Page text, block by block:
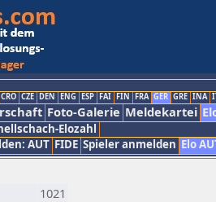
CRO CZE DEN ENG ESP FAI FIN FRA GER GRE INA
Foto-Galerie Meldekartei
Elozahl
AUT FIDE Spieler anmelden Elo
1021